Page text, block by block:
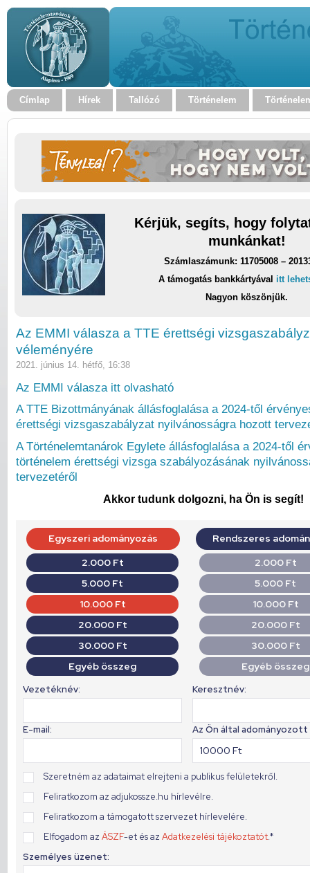
Címlap Hírek Tallózó Történelem
Kérjük, segíts, hogy
munkánkat!
Számlaszámunk: 11705008 –
A támogatás bankkártyával itt
Nagyon köszönjük.
Az EMMI válasza a TTE érettségi
véleményére
2021. június 14. hétfő, 16:38
Az EMMI válasza itt olvasható
A TTE Bizottmányának állásfoglalása a 2024-től
érettségi vizsgaszabályzat nyilvánosságra hozott
A Történelemtanárok Egylete állásfoglalása a 2024-től
történelem érettségi vizsga szabályozásának
tervezetéről
Akkor tudunk dolgozni, ha Ön is segít!